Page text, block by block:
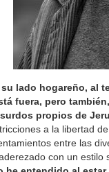
lado hogareño, al
fuera, pero
propios de
a la libertad
entre las
con un estilo